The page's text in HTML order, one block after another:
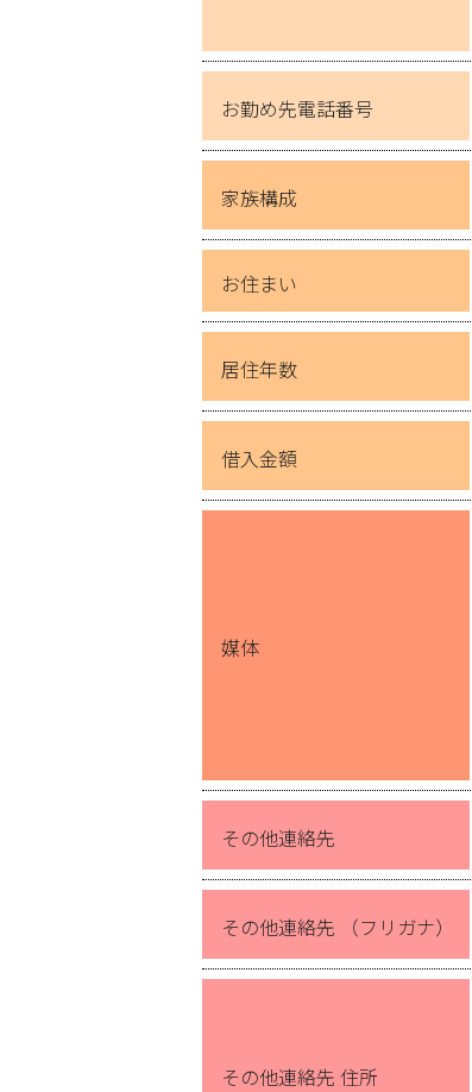
お勤め先電話番号
家族構成
お住まい
居住年数
借入金額
媒体
その他連絡先
その他連絡先 （フリガナ）
その他連絡先 住所